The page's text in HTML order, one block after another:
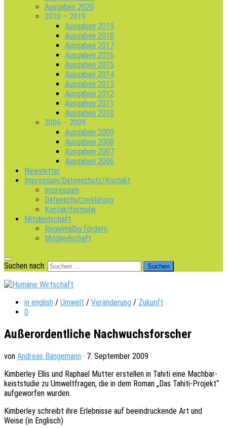
Ausgaben 2020
2010 – 2019
Ausgaben 2019
Ausgaben 2018
Ausgaben 2017
Ausgaben 2016
Ausgaben 2015
Ausgaben 2014
Ausgaben 2013
Ausgaben 2012
Ausgaben 2011
Ausgaben 2010
2006 – 2009
Ausgaben 2009
Ausgaben 2008
Ausgaben 2007
Ausgaben 2006
Newsletter
Impressum/Datenschutz/Kontakt
Impressum
Datenschutzerklärung
Kontaktformular
Mitgliedschaft
Regelmäßig fördern
Mitgliedschaft
Suchen nach:
in english / Umwelt / Veränderung / Zukunft
0
Außerordentliche Nachwuchsforscher
von Andreas Bangemann · 7. September 2009
Kimber­ley Ellis und Rapha­el Mutter erstel­len in Tahiti eine Mach­bar­
keist­stu­die zu Umwelt­fra­gen, die in dem Roman „Das Tahiti-Projekt“
aufge­wor­fen wurden.
Kimber­ley schreibt ihre Erleb­nis­se auf beein­dru­cken­de Art und
Weise (in Englisch)